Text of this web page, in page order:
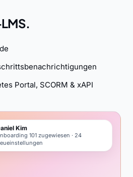
Portal, SCORM & xAPI
Kim
101 zugewiesen · 24